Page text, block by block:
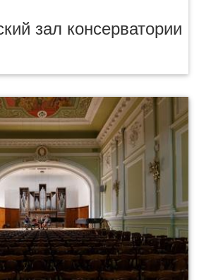
зал консерватории